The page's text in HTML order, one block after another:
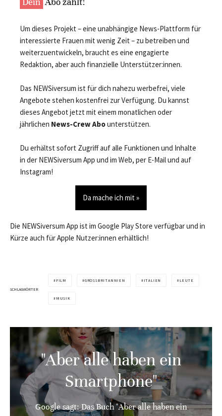
Um dieses Projekt – eine unabhängige News-Plattform für
interessierte Frauen mit wenig Zeit – zu betreiben und
weiterzuentwickeln, braucht es eine engagierte
Redaktion, aber auch finanzielle Unterstützer:innen.
Das NEWSiversum ist für dich nahezu werbefrei, viele
Angebote stehen kostenfrei zur Verfügung. Du kannst
dieses Angebot jetzt mit einem monatlichen oder
jährlichen News-Crew Abounterstützen.
Du erhältst sofort Zugriff auf alle Funktionen und Inhalte
in der NEWSiversum App und im Web, per E-Mail und auf
Instagram!
Da mache ich mit »
Die NEWSiversum App ist im Google Play Store verfügbar und in
Kürze auch für Apple Nutzer:innen erhältlich!
SCHLAGWÖRTER
FILM GROSSBRITANNIEN ITALIEN LEUTE
MUSIK
"Aber alle haben ein
Smartphone"
Google sagt: Das Buch "Aber alle haben ein